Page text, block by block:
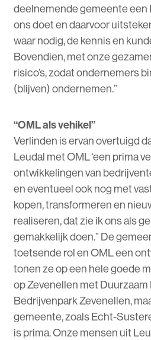
deelnemende gemeente een
ons doet en daarvoor
waar nodig, de kennis en
Bovendien, met onze
risico’s, zodat ondernemers
(blijven) ondernemen.”
“OML als vehikel”
Verlinden is ervan overtuigd
Leudal met OML ‘een prima
ontwikkelingen van
en eventueel ook nog met
kopen, transformeren en
realiseren, dat zie ik ons als
gemakkelijk doen.” De
toetsende rol en OML een
tonen ze op een hele goede
op Zevenellen met
Bedrijvenpark Zevenellen,
gemeente, zoals Echt-
is prima. Onze mensen uit